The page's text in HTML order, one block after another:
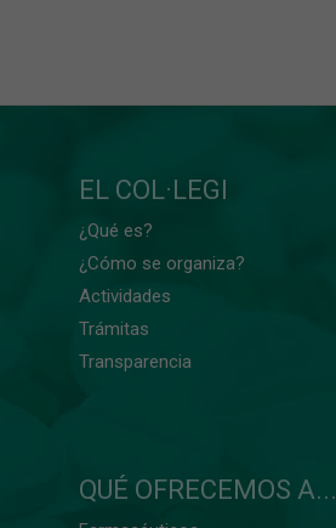
EL COL·LEGI
¿Qué es?
¿Cómo se organiza?
Actividades
Trámitas
Transparencia
QUÉ OFRECEMOS A...